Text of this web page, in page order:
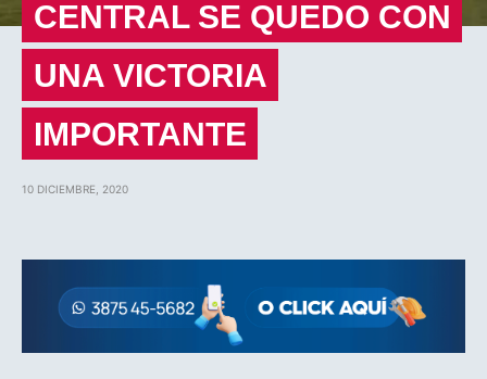
CENTRAL SE QUEDO CON
UNA VICTORIA
IMPORTANTE
10 DICIEMBRE, 2020